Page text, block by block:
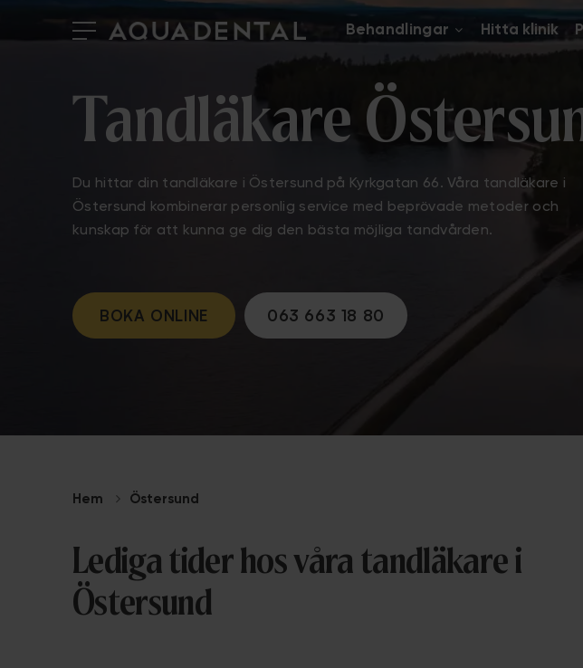
Behandlingar Hitta klinik
Tandläkare
Du hittar din tandläkare i Östersund på Kyrkgatan 66. Våra tandläkare i
Östersund kombinerar personlig service med beprövade metoder och
kunskap för att kunna ge dig den bästa möjliga tandvården.
BOKA ONLINE 063 663 18 80
Hem Östersund
Lediga tider hos våra tandläkare i
Östersund